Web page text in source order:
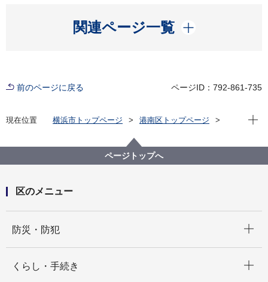
関連ページ一覧
開く
前のページに戻る ページID：792-861-735
現在位置 横浜市トップページ
港南区トップページ
現在
ページトップへ
区のメニュー
防災・防犯
くらし・手続き